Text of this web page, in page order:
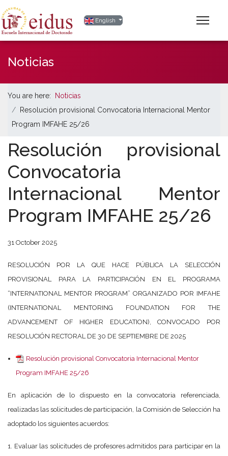
Select your language
English
Noticias
You are here:
Noticias
Resolución provisional Convocatoria Internacional Mentor
Program IMFAHE 25/26
Resolución provisional
Convocatoria
Internacional Mentor
Program IMFAHE 25/26
31 October 2025
RESOLUCIÓN POR LA QUE HACE PÚBLICA LA SELECCIÓN
PROVISIONAL PARA LA PARTICIPACIÓN EN EL PROGRAMA
“INTERNATIONAL MENTOR PROGRAM” ORGANIZADO POR IMFAHE
(INTERNATIONAL MENTORING FOUNDATION FOR THE
ADVANCEMENT OF HIGHER EDUCATION), CONVOCADO POR
RESOLUCIÓN RECTORAL DE 30 DE SEPTIEMBRE DE 2025
Resolución provisional Convocatoria Internacional Mentor
Program IMFAHE 25/26
En aplicación de lo dispuesto en la convocatoria referenciada,
realizadas las solicitudes de participación, la Comisión de Selección ha
adoptado los siguientes acuerdos:
1. Evaluar las solicitudes de profesores admitidos para participar en la